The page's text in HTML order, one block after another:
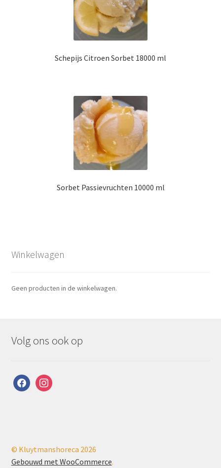
Schepijs Citroen Sorbet 18000 ml
Sorbet Passievruchten 10000 ml
Winkelwagen
Geen producten in de winkelwagen.
Volg ons ook op
facebookinstagram
© Kluytmanshoreca 2026
Gebouwd met WooCommerce.